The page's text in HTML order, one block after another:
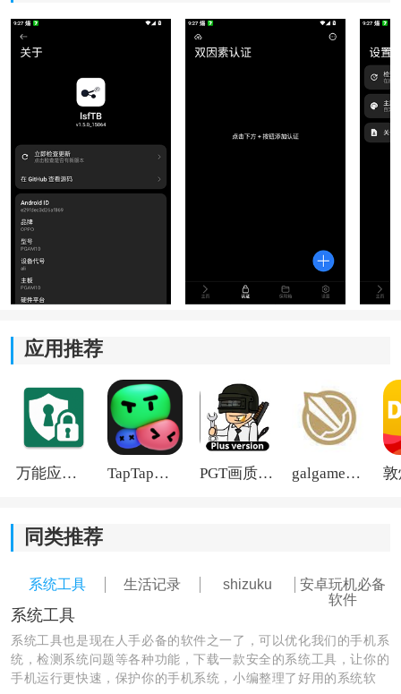
lsfTB软件功能
1、自托管服务：
允许用户自行搭建私有服务节点，摆脱对第三方平台服
务器的依赖。您能完全掌控服务的部署、数据的存放以
及访问权限，构建一个真正私有的、闭环的数据管理环
境。
2、个人数字中枢：
归档各类个人数据，包括日程安排、笔记备忘、账号信
息以及生活记录
产，告别信息分散在多处的杂乱局面。
3、自主数据主权：
帮助您彻底摆脱商业平台的数据绑架与规则限制。从数
封号等约束。
lsfTB怎么使用
1、软件需要配合shizuku进行运作使用。
应用推荐
万能应用隐藏 TapTap国际版2026 PGT画质助手旧版 galgame游戏盒子2026
同类推荐
系统工具 生活记录 shizuku
安卓玩机必备
软件
系统工具
系统工具也是现在人手必备的软件之一了，可以优化我们的手机系
统，检测系统问题等各种功能，下载一款安全的系统工具，让你的
手机运行更快速，保护你的手机系统，小编整理了好用的系统软